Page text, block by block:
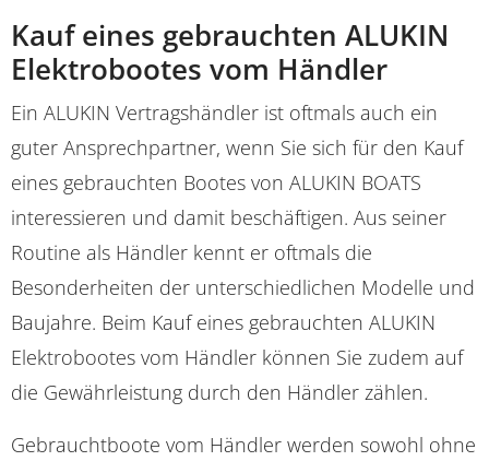
Kauf eines gebrauchten ALUKIN
Elektrobootes vom Händler
Ein ALUKIN Vertragshändler ist oftmals auch ein
guter Ansprechpartner, wenn Sie sich für den Kauf
eines gebrauchten Bootes von ALUKIN BOATS
interessieren und damit beschäftigen. Aus seiner
Routine als Händler kennt er oftmals die
Besonderheiten der unterschiedlichen Modelle und
Baujahre. Beim Kauf eines gebrauchten ALUKIN
Elektrobootes vom Händler können Sie zudem auf
die Gewährleistung durch den Händler zählen.
Gebrauchtboote vom Händler werden sowohl ohne